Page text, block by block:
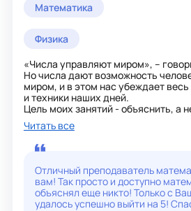
Математика
Физика
«Числа управляют миром», –
Но числа дают возможность
миром, и в этом нас убеждает
и техники наших дней.
Цель моих занятий - объяснить, а
даже после прохождения курса у
знания, ведь понимание - ключ к
развитию.
Имея опыт работы в
стать вашим проводником в мире
Читать все
Отличный преподаватель
вам! Так просто и доступно
объяснял еще никто! Только с
удалось успешно выйти на 5!